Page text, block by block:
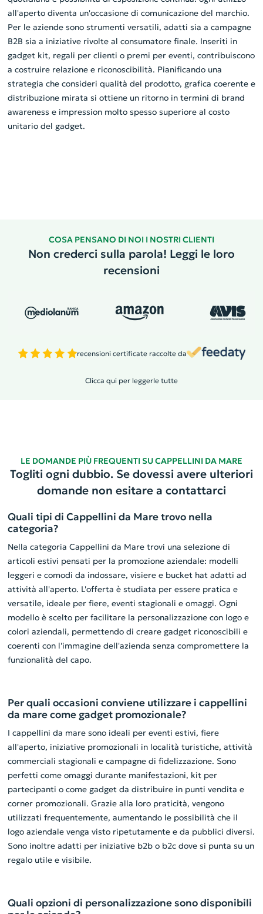
all'aperto diventa un'occasione di comunicazione del marchio.
Per le aziende sono strumenti versatili, adatti sia a campagne
B2B sia a iniziative rivolte al consumatore finale. Inseriti in
gadget kit, regali per clienti o premi per eventi, contribuiscono
a costruire relazione e riconoscibilità. Pianificando una
strategia che consideri qualità del prodotto, grafica coerente e
distribuzione mirata si ottiene un ritorno in termini di brand
awareness e impression molto spesso superiore al costo
unitario del gadget.
COSA PENSANO DI NOI I NOSTRI CLIENTI
Non crederci sulla parola! Leggi le loro
recensioni
recensioni certificate raccolte da
Clicca qui per leggerle tutte
LE DOMANDE PIÙ FREQUENTI SU CAPPELLINI DA MARE
Togliti ogni dubbio. Se dovessi avere ulteriori
domande non esitare a contattarci
Quali tipi di Cappellini da Mare trovo nella
categoria?
Nella categoria Cappellini da Mare trovi una selezione di
articoli estivi pensati per la promozione aziendale: modelli
leggeri e comodi da indossare, visiere e bucket hat adatti ad
attività all'aperto. L'offerta è studiata per essere pratica e
versatile, ideale per fiere, eventi stagionali e omaggi. Ogni
modello è scelto per facilitare la personalizzazione con logo e
colori aziendali, permettendo di creare gadget riconoscibili e
coerenti con l'immagine dell'azienda senza compromettere la
funzionalità del capo.
Per quali occasioni conviene utilizzare i cappellini
da mare come gadget promozionale?
I cappellini da mare sono ideali per eventi estivi, fiere
all'aperto, iniziative promozionali in località turistiche, attività
commerciali stagionali e campagne di fidelizzazione. Sono
perfetti come omaggi durante manifestazioni, kit per
partecipanti o come gadget da distribuire in punti vendita e
corner promozionali. Grazie alla loro praticità, vengono
utilizzati frequentemente, aumentando le possibilità che il
logo aziendale venga visto ripetutamente e da pubblici diversi.
Sono inoltre adatti per iniziative b2b o b2c dove si punta su un
regalo utile e visibile.
Quali opzioni di personalizzazione sono disponibili